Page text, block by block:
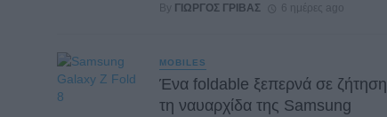
By ΓΙΏΡΓΟΣ ΓΡΊΒΑΣ 6 ημέρες ago
MOBILES
Ένα foldable ξεπερνά σε ζήτηση
τη ναυαρχίδα της Samsung